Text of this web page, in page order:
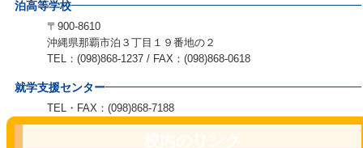
泊高等学校
〒900-8610
沖縄県那覇市泊３丁目１９番地の２
TEL：(098)868-1237 / FAX：(098)868-0618
就学支援センター
TEL・FAX：(098)868-7188